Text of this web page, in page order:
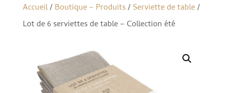
Accueil/Boutique – Produits/Serviette de table/
Lot de 6 serviettes de table – Collection été